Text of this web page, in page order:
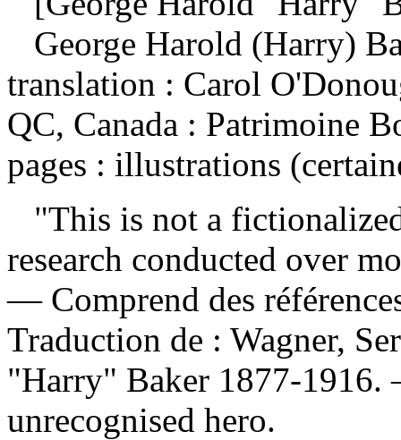
George Harold (Harry)
translation : Carol
QC, Canada : Patrimoine
pages : illustrations
"This is not a
research conducted over
— Comprend des
Traduction de : Wagner,
"Harry" Baker 1877-
unrecognised hero.